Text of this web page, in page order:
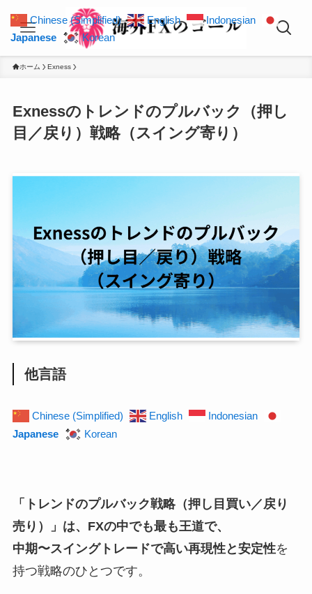
ホーム Exness
Exnessのトレンドのプルバック（押し
目／戻り）戦略（スイング寄り）
他言語
Chinese (Simplified) English
Indonesian
Japanese
Korean
「トレンドのプルバック戦略（押し目買い／戻り
売り）」は、FXの中でも最も王道で、
中期〜スイングトレードで高い再現性と安定性を
持つ戦略のひとつです。
Chinese (Simplified) English
Indonesian
Japanese
Korean